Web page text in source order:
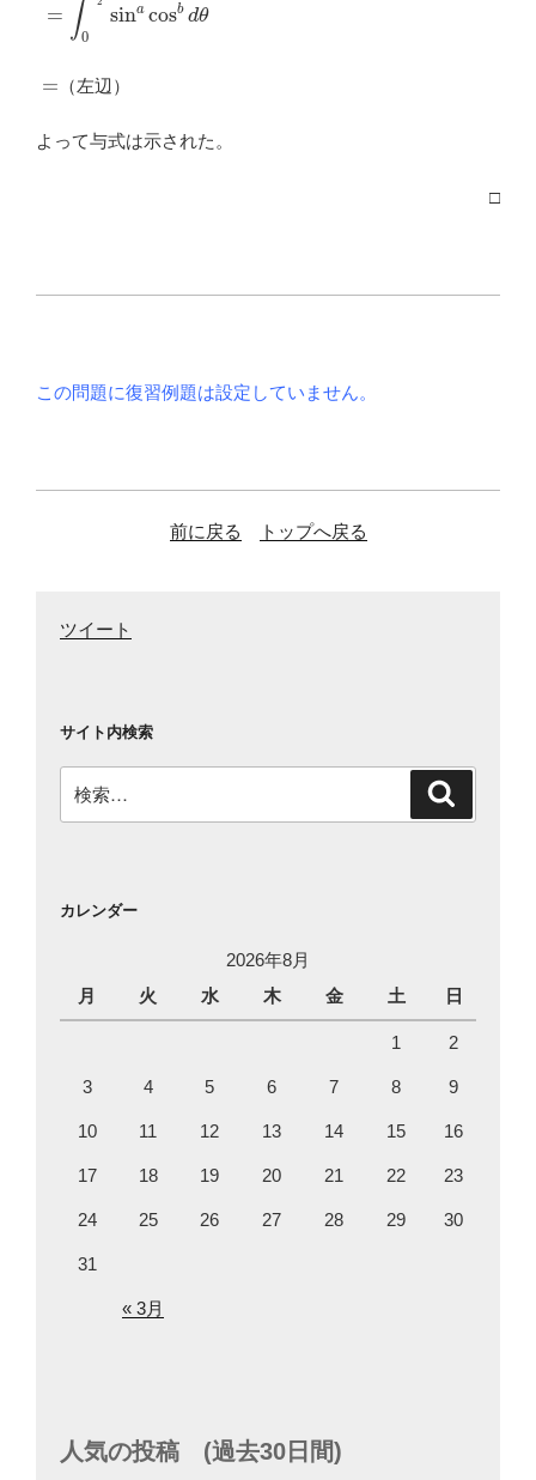
= ∫0
sina cosb dθ
\= （左辺）
よって与式は示された。
□
この問題に復習例題は設定していません。
前に戻る トップへ戻る
ツイート
サイト内検索
索:
カレンダー
2026年8月
月
火 水 木 金 土 日
1 2
3 4 5 6 7 8 9
10 11 12 13 14 15 16
17 18 19 20 21 22 23
24 25 26 27 28 29 30
31
« 3月
人気の投稿 (過去30日間)